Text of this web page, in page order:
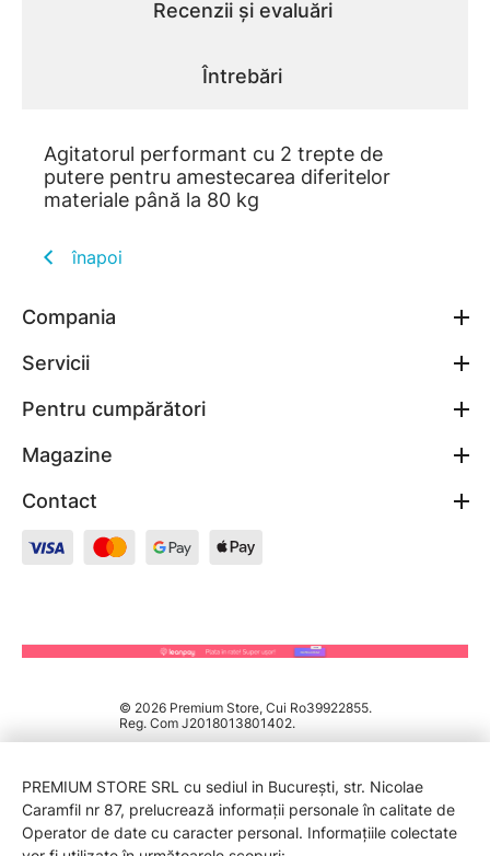
Recenzii și evaluări
Întrebări
Agitatorul performant cu 2 trepte de
putere pentru amestecarea diferitelor
materiale până la 80 kg
înapoi
Compania
Servicii
Pentru cumpărători
Magazine
Contact
© 2026 Premium Store, Cui Ro39922855.
Reg. Com J2018013801402.
PREMIUM STORE SRL cu sediul in București, str. Nicolae
Caramfil nr 87, prelucrează informații personale în calitate de
Operator de date cu caracter personal. Informațiile colectate